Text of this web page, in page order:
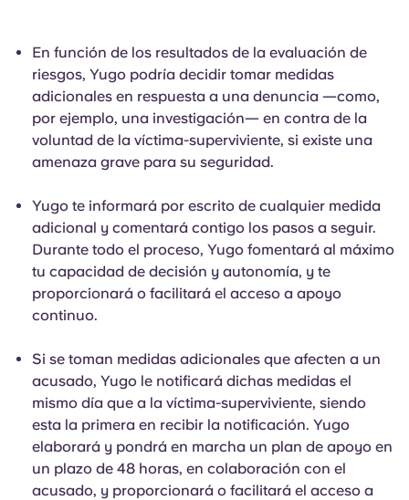
En función de los resultados de la evaluación de
riesgos, Yugo podría decidir tomar medidas
adicionales en respuesta a una denuncia —como,
por ejemplo, una investigación— en contra de la
voluntad de la víctima-superviviente, si existe una
amenaza grave para su seguridad.
Yugo te informará por escrito de cualquier medida
adicional y comentará contigo los pasos a seguir.
Durante todo el proceso, Yugo fomentará al máximo
tu capacidad de decisión y autonomía, y te
proporcionará o facilitará el acceso a apoyo
continuo.
Si se toman medidas adicionales que afecten a un
acusado, Yugo le notificará dichas medidas el
mismo día que a la víctima-superviviente, siendo
esta la primera en recibir la notificación. Yugo
elaborará y pondrá en marcha un plan de apoyo en
un plazo de 48 horas, en colaboración con el
acusado, y proporcionará o facilitará el acceso a